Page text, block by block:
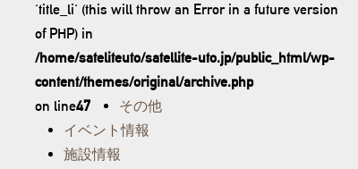
'title_li' (this will throw an Error in a future version
of PHP) in
/home/sateliteuto/satellite-uto.jp/public_html/wp-
content/themes/original/archive.php
on line47
その他
イベント情報
施設情報